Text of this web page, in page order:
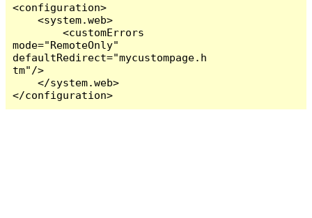
<configuration>
    <system.web>
        <customErrors
mode="RemoteOnly"
defaultRedirect="mycustompage.h
tm"/>
    </system.web>
</configuration>